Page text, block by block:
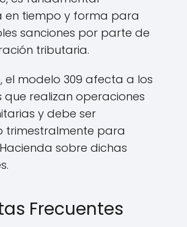
en tiempo y forma para
sanciones por parte de
tributaria.
el modelo 309 afecta a los
realizan operaciones
y debe ser
trimestralmente para
sobre dichas
Frecuentes